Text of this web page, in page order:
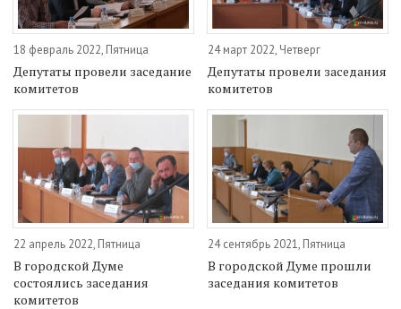
18 февраль 2022, Пятница
Депутаты провели заседание
комитетов
24 март 2022, Четверг
Депутаты провели заседания
комитетов
22 апрель 2022, Пятница
В городской Думе
состоялись заседания
комитетов
24 сентябрь 2021, Пятница
В городской Думе прошли
заседания комитетов